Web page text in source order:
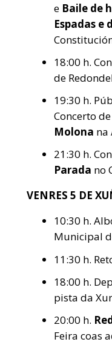
e Baile de
Espadas e
18:00 h.
de
19:30 h.
Concerto de
Molona na
21:30 h.
Parada no
VENRES 5 DE
10:30 h.
Municipal
11:30 h.
18:00 h.
pista da
20:00 h.
Feira coas